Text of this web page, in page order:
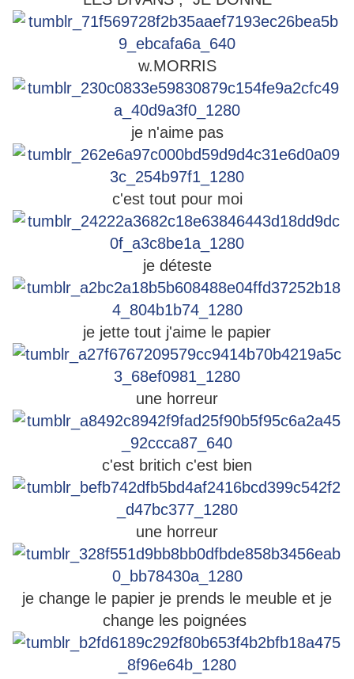
w.MORRIS
je n'aime pas
c'est tout pour moi
je déteste
je jette tout j'aime le papier
une horreur
c'est britich c'est bien
une horreur
je change le papier je prends le meuble et je
change les poignées